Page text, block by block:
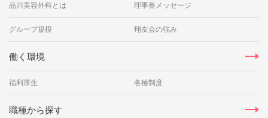
品川美容外科とは 理事長メッセージ
グループ規模 翔友会の強み
働く環境
福利厚生 各種制度
職種から探す